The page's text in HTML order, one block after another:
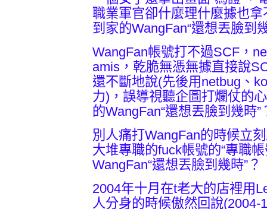
職業軍官卻什麼理什麼據也
到家的WangFan“還想丟臉到
WangFan帳號打不過SCF，
amis，乾脆無憑無據直接說
還不斷地說(先後用netbug、
力)，誤導視聽企圖打爛仗的
的WangFan“還想丟臉到幾時”
別人痛打WangFan的時候立
大堆專職的fuck帳號的“專職
WangFan“還想丟臉到幾時”？
2004年十月在t老大的店裡用
人分身的時候傲然回說(2004-